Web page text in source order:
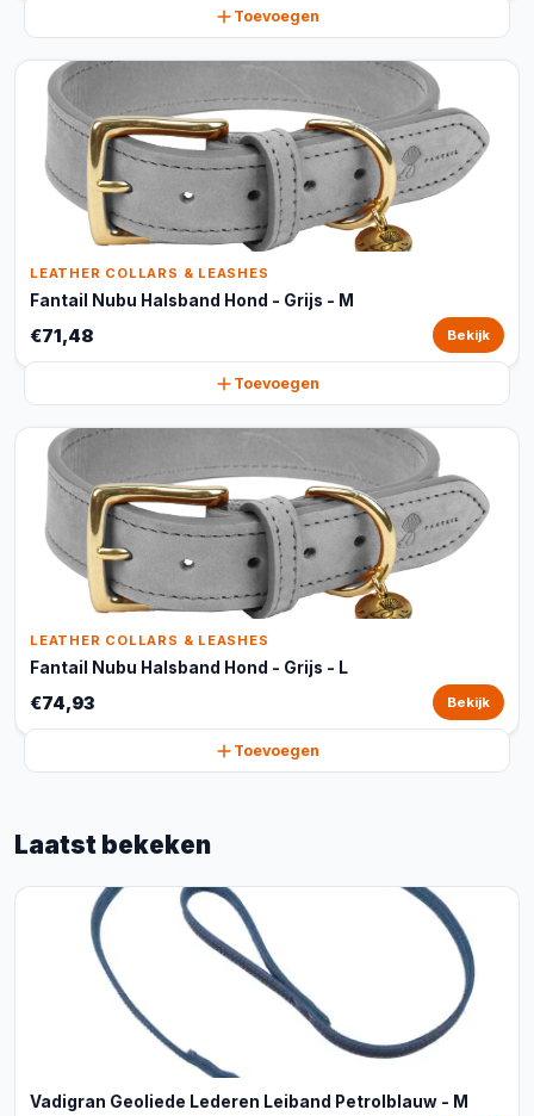
Toevoegen
LEATHER COLLARS & LEASHES
Fantail Nubu Halsband Hond - Grijs - M
€71,48 Bekijk
Toevoegen
LEATHER COLLARS & LEASHES
Fantail Nubu Halsband Hond - Grijs - L
€74,93 Bekijk
Toevoegen
Laatst bekeken
Vadigran Geoliede Lederen Leiband Petrolblauw - M